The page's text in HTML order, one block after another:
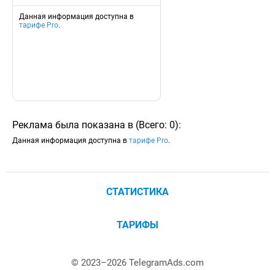
Данная информация доступна в
тарифе Pro.
Реклама была показана в (Всего: 0):
Данная информация доступна в тарифе Pro.
СТАТИСТИКА
ТАРИФЫ
© 2023–2026 TelegramAds.com